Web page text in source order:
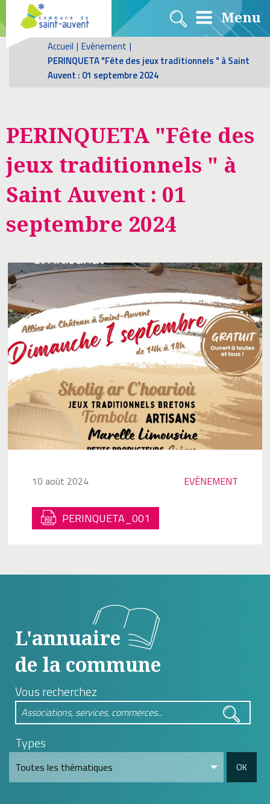
Menu
Accueil | Evènement |
PERINQUETA "Fête des jeux traditionnels " à Saint
Auvent : 01 septembre 2024
PERINQUETA "Fête des
jeux traditionnels " à
Saint Auvent : 01
septembre 2024
10 août 2024 EVÈNEMENT
PERINQUETA_001
L'annuaire
de la commune
Vous recherchez
Types
OK